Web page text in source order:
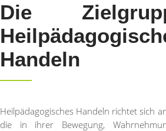
Die
Handeln
Heilpädagogisches Handeln richtet sich
die in ihrer Bewegung,